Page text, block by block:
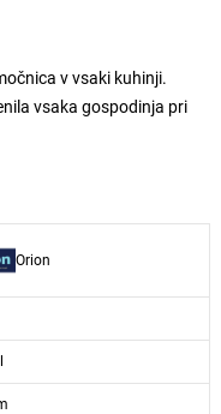
v vsaki kuhinji.
vsaka gospodinja pri
Orion